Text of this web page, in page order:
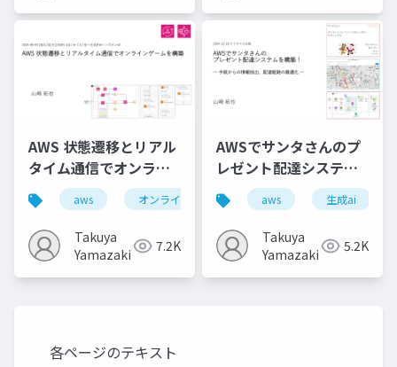
AWS 状態遷移とリアル
タイム通信でオンライ
ンゲームを構築
aws オンラインゲーム リアルタイム通信
Takuya
Yamazaki
7.2K
AWSでサンタさんのプ
レゼント配達システム
を構築！ 手紙からの情
報抽出、配達経路の最
適化
aws 生成ai
Takuya
Yamazaki
5.2K
各ページのテキスト